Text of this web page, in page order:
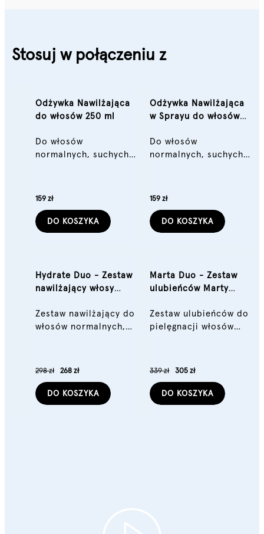
Stosuj w połączeniu z
Odżywka Nawilżająca
do włosów 250 ml
Do włosów
normalnych, suchych
159 zł
DO KOSZYKA
Odżywka Nawilżająca
w Sprayu do włosów
Do włosów
normalnych, suchych
159 zł
DO KOSZYKA
Hydrate Duo - Zestaw
nawilżający włosy
Zestaw nawilżający do
włosów normalnych,
Szamponu i Odżywki z
298 zł 268 zł
DO KOSZYKA
Marta Duo - Zestaw
ulubieńców Marty
Nawilżający i Serum
Nabłyszczające w
Zestaw ulubieńców do
pielęgnacji włosów
Szamponu
Nabłyszczającego w
Sprayu
339 zł 305 zł
DO KOSZYKA